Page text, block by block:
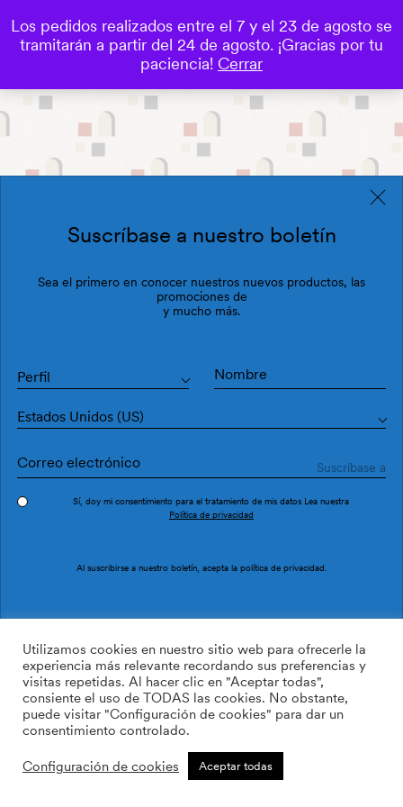
0
Ref. LL3106-3
169.00 $ /roll Cant: Cantidad más
Cantidad menos
Suscríbase a nuestro boletín
Sea el primero en conocer nuestros nuevos productos, las
promociones de
y mucho más.
Perfil
Estados Unidos (US)
Sí, doy mi consentimiento para el tratamiento de mis datos Lea nuestra
Política de privacidad
Al suscribirse a nuestro boletín, acepta la política de privacidad
Utilizamos cookies en nuestro sitio web para ofrecerle la
experiencia más relevante recordando sus preferencias y
visitas repetidas. Al hacer clic en "Aceptar todas",
consiente el uso de TODAS las cookies. No obstante,
puede visitar "Configuración de cookies" para dar un
consentimiento controlado.
Configuración de cookies Aceptar todas
Los pedidos realizados entre el 7 y el 23 de agosto se
tramitarán a partir del 24 de agosto. ¡Gracias por tu
paciencia! Cerrar